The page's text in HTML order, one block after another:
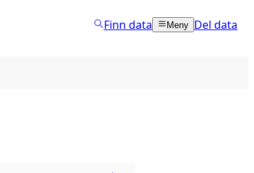
Finn data Meny Del data